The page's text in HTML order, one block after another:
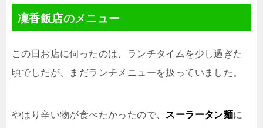
凜香飯店のメニュー
この日お店に伺ったのは、ランチタイムを少し過ぎた
頃でしたが、まだランチメニューを扱っていました。
やはり辛い物が食べたかったので、 スーラータン麺に